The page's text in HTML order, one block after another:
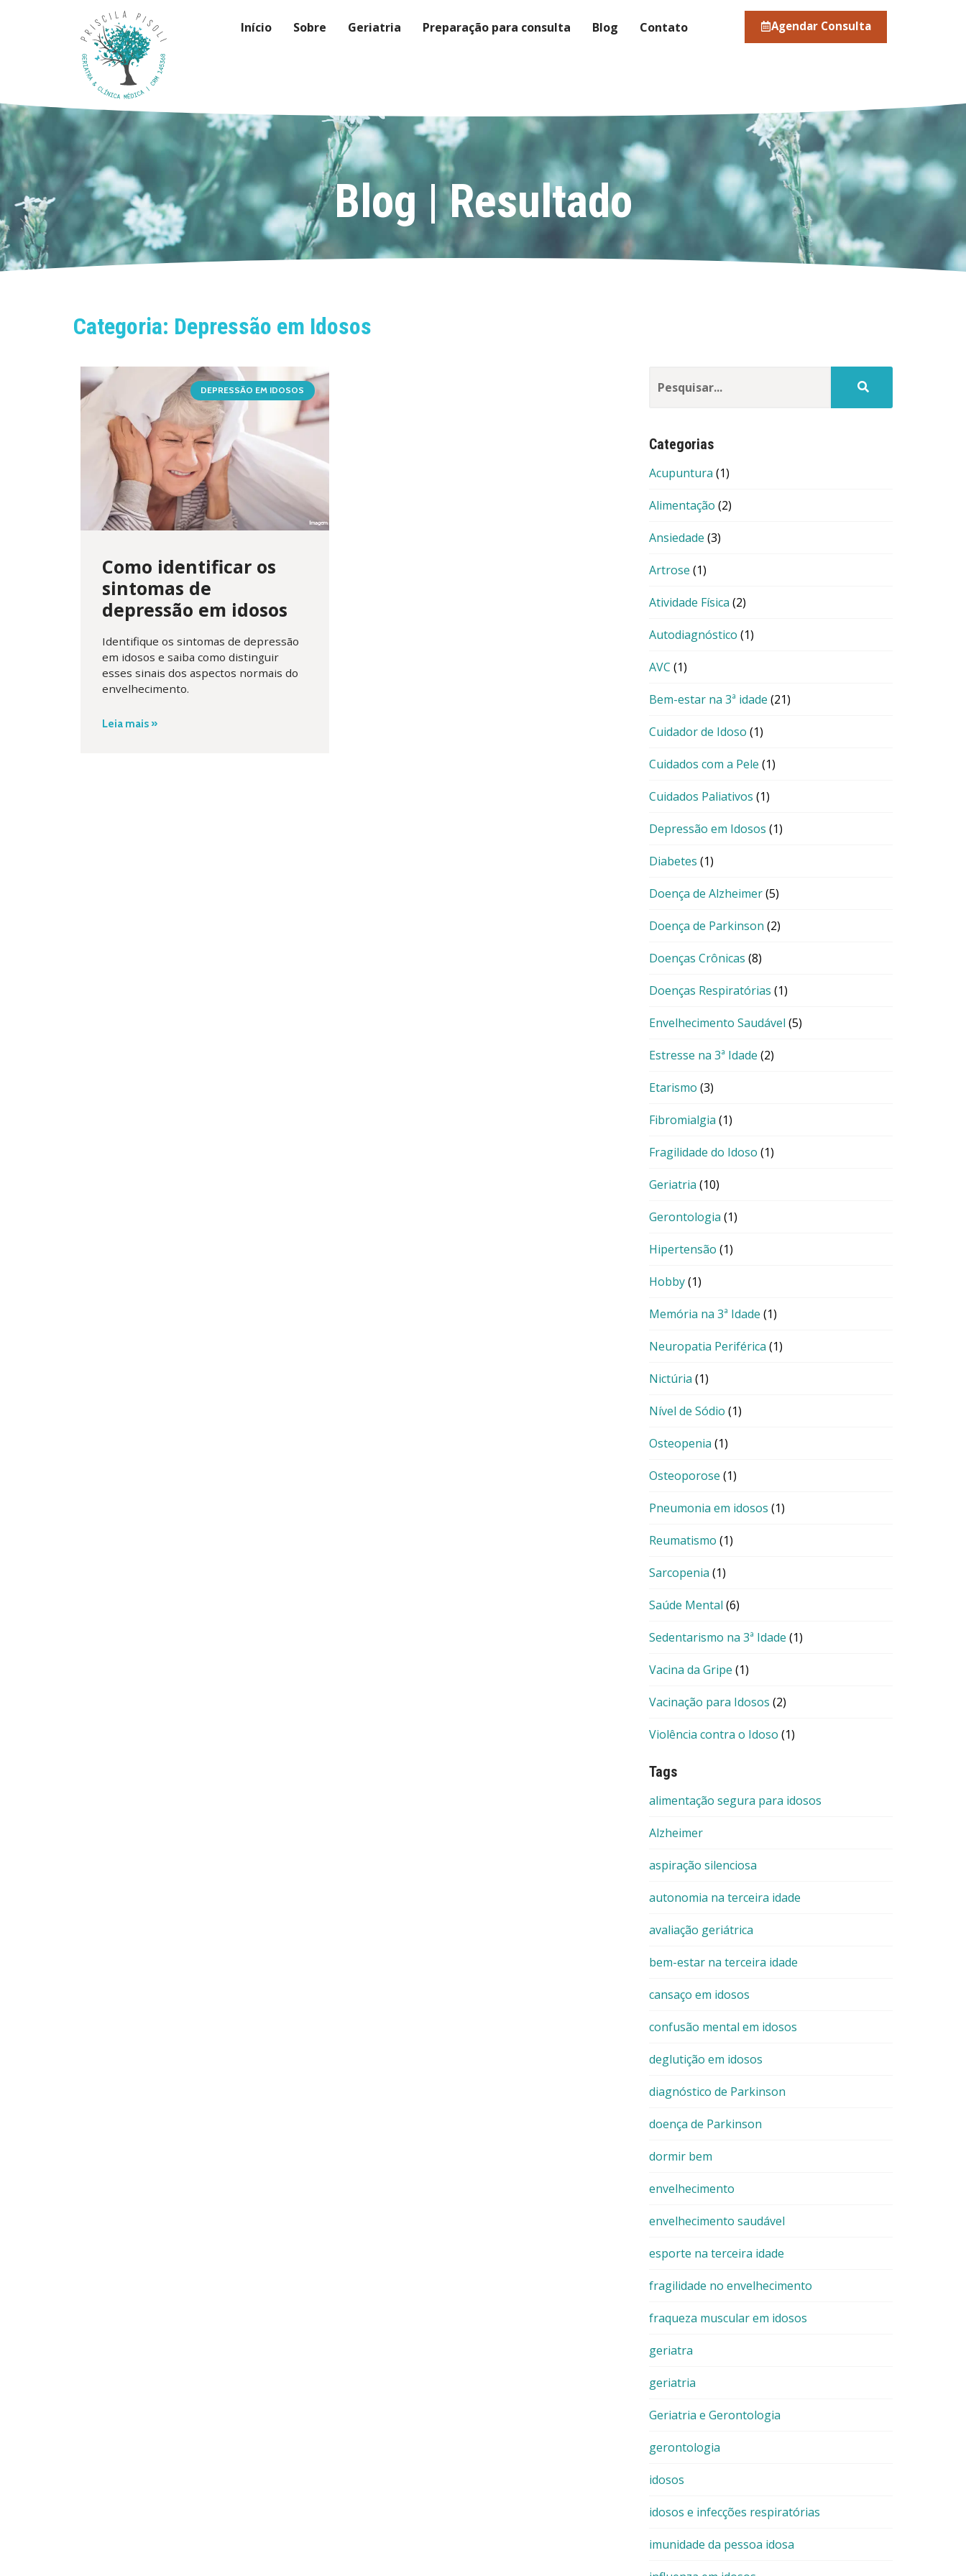
Início Sobre Geriatria Preparação para consulta Blog Contato Agendar Consulta
Blog | Resultado
Categoria: Depressão em Idosos
DEPRESSÃO EM IDOSOS
Como identificar os
sintomas de
depressão em idosos
Identifique os sintomas de depressão
em idosos e saiba como distinguir
esses sinais dos aspectos normais do
envelhecimento.
Leia mais »
Categorias
Acupuntura (1)
Alimentação (2)
Ansiedade (3)
Artrose (1)
Atividade Física (2)
Autodiagnóstico (1)
AVC (1)
Bem-estar na 3ª idade (21)
Cuidador de Idoso (1)
Cuidados com a Pele (1)
Cuidados Paliativos (1)
Depressão em Idosos (1)
Diabetes (1)
Doença de Alzheimer(5)
Doença de Parkinson (2)
Doenças Crônicas (8)
Doenças Respiratórias (1)
Envelhecimento Saudável (5)
Estresse na 3ª Idade (2)
Etarismo (3)
Fibromialgia (1)
Fragilidade do Idoso (1)
Geriatria (10)
Gerontologia (1)
Hipertensão (1)
Hobby(1)
Memória na 3ª Idade (1)
Neuropatia Periférica (1)
Nictúria (1)
Nível de Sódio (1)
Osteopenia (1)
Osteoporose (1)
Pneumonia em idosos (1)
Reumatismo (1)
Sarcopenia (1)
Saúde Mental (6)
Sedentarismo na 3ª Idade (1)
Vacina da Gripe (1)
Vacinação para Idosos (2)
Violência contra o Idoso (1)
Tags
alimentação segura para idosos
Alzheimer
aspiração silenciosa
autonomia na terceira idade
avaliação geriátrica
bem-estar na terceira idade
cansaço em idosos
confusão mental em idosos
deglutição em idosos
diagnóstico de Parkinson
doença de Parkinson
dormir bem
envelhecimento
envelhecimento saudável
esporte na terceira idade
fragilidade no envelhecimento
fraqueza muscular em idosos
geriatra
geriatria
Geriatria e Gerontologia
gerontologia
idosos
idosos e infecções respiratórias
imunidade da pessoa idosa